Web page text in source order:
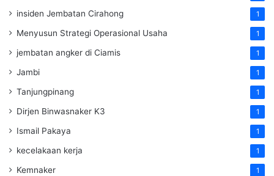
insiden Jembatan Cirahong 1
Menyusun Strategi Operasional Usaha 1
jembatan angker di Ciamis 1
Jambi 1
Tanjungpinang 1
Dirjen Binwasnaker K3 1
Ismail Pakaya 1
kecelakaan kerja 1
Kemnaker 1